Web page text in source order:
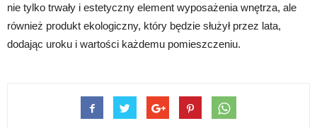
nie tylko trwały i estetyczny element wyposażenia wnętrza, ale
również produkt ekologiczny, który będzie służył przez lata,
dodając uroku i wartości każdemu pomieszczeniu.